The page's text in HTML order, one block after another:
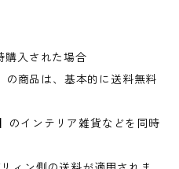
入された場合
の商品は、基本的に送料無料
のインテリア雑貨などを同時